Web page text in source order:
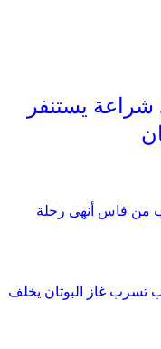
شراعة يستنفر
من فاس أنهى رحلة
غاز البوتان يخلف